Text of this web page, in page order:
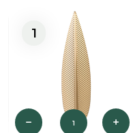
1
1